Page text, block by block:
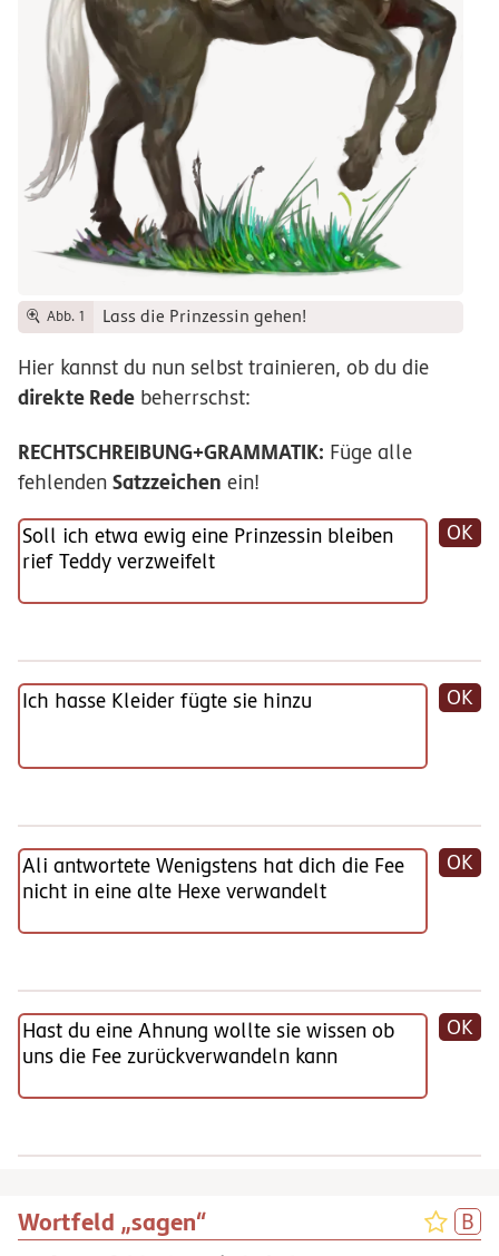
Abb. 1 Lass die Prinzessin gehen!
Hier kannst du nun selbst trainieren, ob du die
direkte Rede beherrschst:
RECHTSCHREIBUNG+GRAMMATIK: Füge alle
fehlenden Satzzeichen ein!
OK
OK
OK
OK
Wortfeld „sagen“